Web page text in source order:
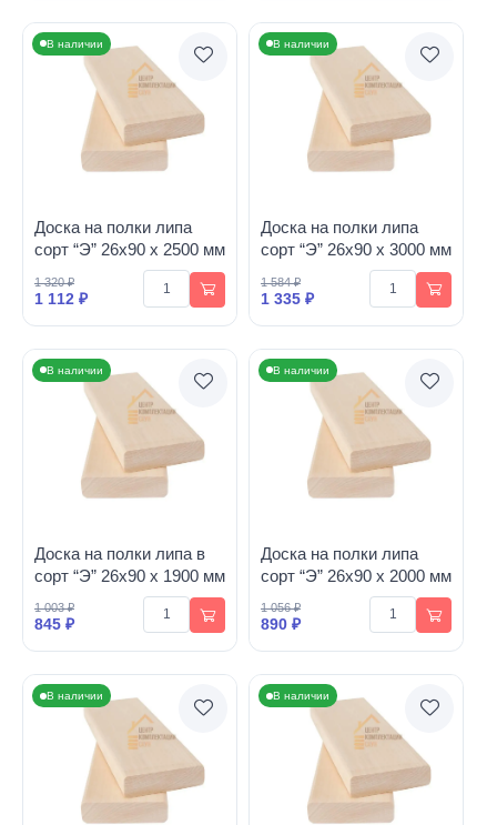
В наличии
Доска на полки липа
сорт “Э” 26х90 х 2500 мм
1 320 ₽
1 112 ₽
В наличии
Доска на полки липа
сорт “Э” 26х90 х 3000 мм
1 584 ₽
1 335 ₽
В наличии
Доска на полки липа в
сорт “Э” 26х90 х 1900 мм
1 003 ₽
845 ₽
В наличии
Доска на полки липа
сорт “Э” 26х90 х 2000 мм
1 056 ₽
890 ₽
В наличии В наличии